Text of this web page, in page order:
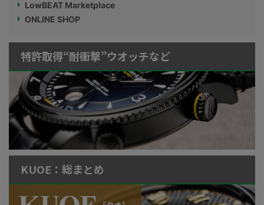
LowBEAT Marketplace
ONLINE SHOP
特許取得“耐衝撃”ウオッチなど
KUOE：総まとめ